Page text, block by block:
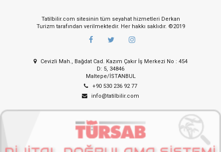
Tatilbilir.com sitesinin tüm seyahat hizmetleri Derkan
Turizm tarafından verilmektedir. Her hakkı saklıdır. ©2019
Cevizli Mah., Bağdat Cad. Kazım Çakır İş Merkezi No : 454
D: 5, 34846
Maltepe/İSTANBUL
+90 530 236 92 77
info@tatilbilir.com